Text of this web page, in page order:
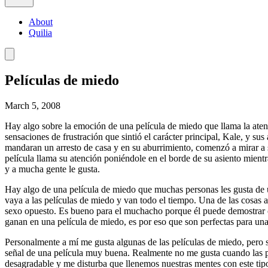
About
Quilia
Películas de miedo
March 5, 2008
Hay algo sobre la emoción de una película de miedo que llama la
sensaciones de frustración que sintió el carácter principal, Kale, y
mandaran un arresto de casa y en su aburrimiento, comenzó a mirar
película llama su atención poniéndole en el borde de su asiento
y a mucha gente le gusta.
Hay algo de una película de miedo que muchas personas les gusta
vaya a las películas de miedo y van todo el tiempo. Una de las cosas
sexo opuesto. Es bueno para el muchacho porque él puede
ganan en una película de miedo, es por eso que son perfectas para
Personalmente a mí me gusta algunas de las películas de miedo,
señal de una película muy buena. Realmente no me gusta cuando
desagradable y me disturba que llenemos nuestras mentes con este